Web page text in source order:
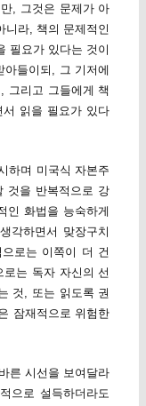
, 그것은 문제가 아
니라, 책의 문제적인
필요가 있다는 것이
들이되, 그 기저에
그리고 그들에게 책
읽을 필요가 있다
하며 미국식 자본주
것을 반복적으로 강
인 화법을 능숙하게
각하면서 맞장구치
로는 이쪽이 더 건
는 독자 자신의 선
것, 또는 읽도록 권
잠재적으로 위험한
른 시선을 보여달라
으로 설득하더라도